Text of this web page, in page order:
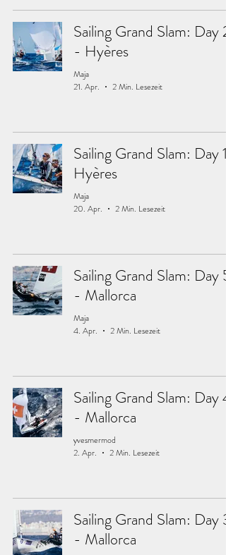
Sailing Grand Slam: Day 2
- Hyères
Maja
21. Apr.
2 Min. Lesezeit
Sailing Grand Slam: Day 1
Hyères
Maja
20. Apr.
2 Min. Lesezeit
Sailing Grand Slam: Day 5
- Mallorca
Maja
4. Apr.
2 Min. Lesezeit
Sailing Grand Slam: Day 4
- Mallorca
yvesmermod
2. Apr.
2 Min. Lesezeit
Sailing Grand Slam: Day 3
- Mallorca